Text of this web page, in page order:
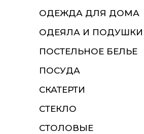
ОДЕЖДА ДЛЯ ДОМА
ОДЕЯЛА И ПОДУШКИ
ПОСТЕЛЬНОЕ БЕЛЬЕ
ПОСУДА
СКАТЕРТИ
СТЕКЛО
СТОЛОВЫЕ